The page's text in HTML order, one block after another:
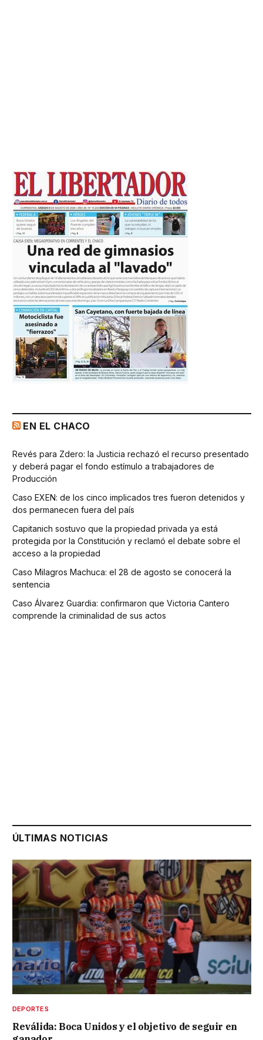
EN EL CHACO
Revés para Zdero: la Justicia rechazó el recurso presentado
y deberá pagar el fondo estímulo a trabajadores de
Producción
Caso EXEN: de los cinco implicados tres fueron detenidos y
dos permanecen fuera del país
Capitanich sostuvo que la propiedad privada ya está
protegida por la Constitución y reclamó el debate sobre el
acceso a la propiedad
Caso Milagros Machuca: el 28 de agosto se conocerá la
sentencia
Caso Álvarez Guardia: confirmaron que Victoria Cantero
comprende la criminalidad de sus actos
ÚLTIMAS NOTICIAS
DEPORTES
Reválida: Boca Unidos y el objetivo de seguir en